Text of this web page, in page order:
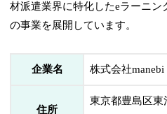
材派遣業界に特化したeラーニン
の事業を展開しています。
企業名 株式会社manebi
住所
東京都豊島区東